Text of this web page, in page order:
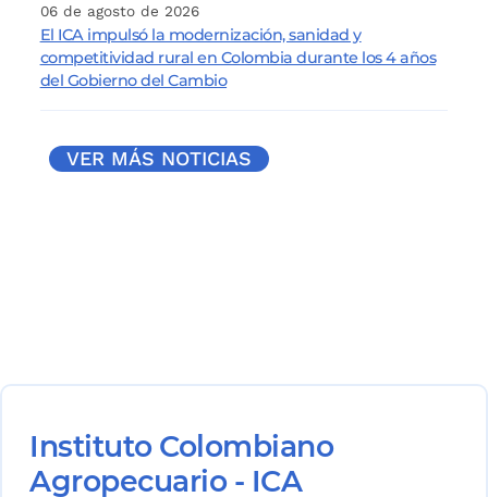
06 de agosto de 2026
El ICA impulsó la modernización, sanidad y
competitividad rural en Colombia durante los 4 años
del Gobierno del Cambio
VER MÁS NOTICIAS
Instituto Colombiano
Agropecuario - ICA